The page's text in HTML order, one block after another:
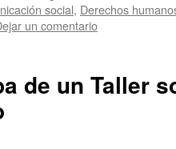
social, Derechos
un comentario
de un Taller